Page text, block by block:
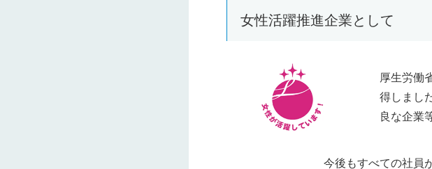
女性活躍推進企業として
厚生労働
得しまし
良な企業
今後もすべての社員